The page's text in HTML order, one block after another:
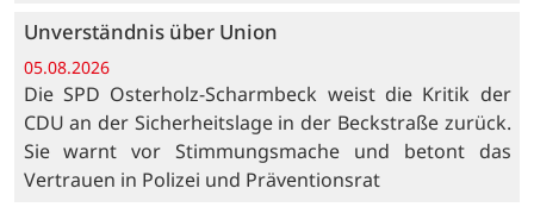
Unverständnis über Union
05.08.2026
Die SPD Osterholz-Scharmbeck weist die Kritik der
CDU an der Sicherheitslage in der Beckstraße zurück.
Sie warnt vor Stimmungsmache und betont das
Vertrauen in Polizei und Präventionsrat